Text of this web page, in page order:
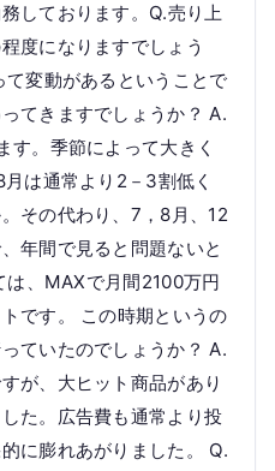
しております。Q.売り上
度になりますでしょう
変動があるということで
てきますでしょうか？ A.
す。季節によって大きく
は通常より2－3割低く
その代わり、7，8月、12
年間で見ると問題ないと
は、MAXで月間2100万円
です。 この時期というの
ていたのでしょうか？ A.
が、大ヒット商品があり
た。広告費も通常より投
に膨れあがりました。 Q.